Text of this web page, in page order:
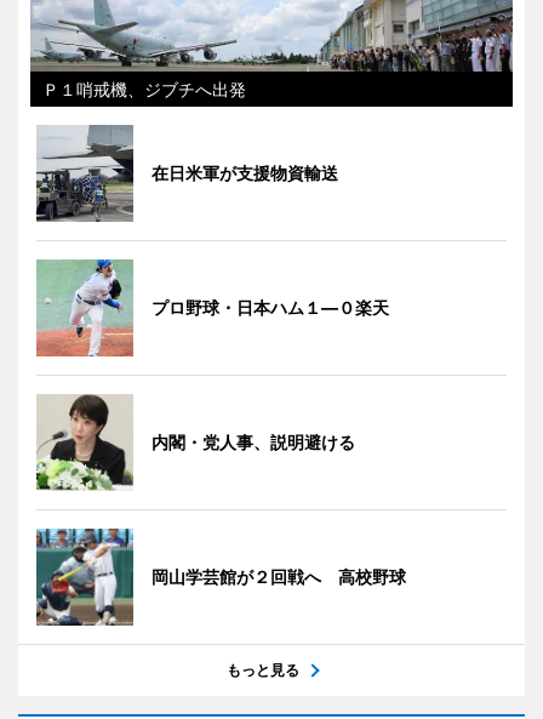
Ｐ１哨戒機、ジブチへ出発
在日米軍が支援物資輸送
プロ野球・日本ハム１―０楽天
内閣・党人事、説明避ける
岡山学芸館が２回戦へ 高校野球
もっと見る